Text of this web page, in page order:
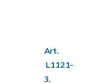
Art.
L1121-
3.